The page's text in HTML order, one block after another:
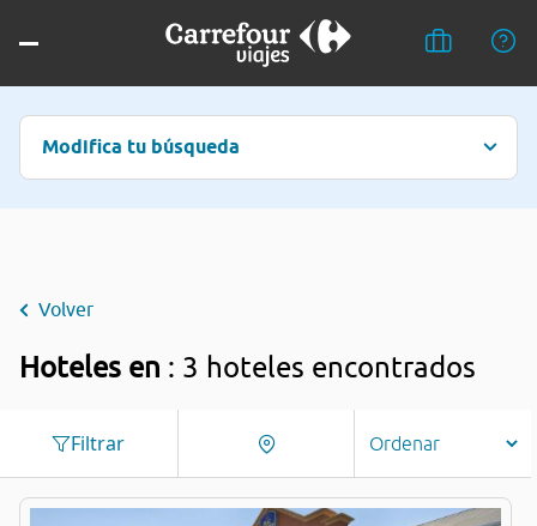
Modifica tu búsqueda
Volver
Hoteles en : 3 hoteles encontrados
Filtrar